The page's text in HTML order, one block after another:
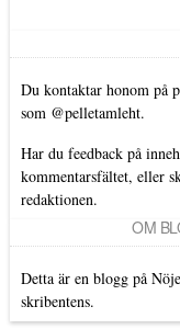
Du kontaktar honom på
som @pelletamleht.
Har du feedback på
kommentarsfältet, eller
redaktionen.
OM
Detta är en blogg på
skribentens.